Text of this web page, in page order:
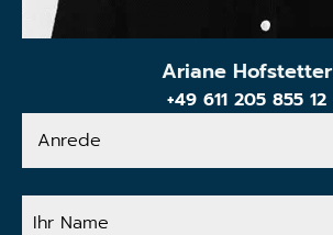
Ariane Hofstetter
+49 611 205 855 12
Anrede
Ihr
Name